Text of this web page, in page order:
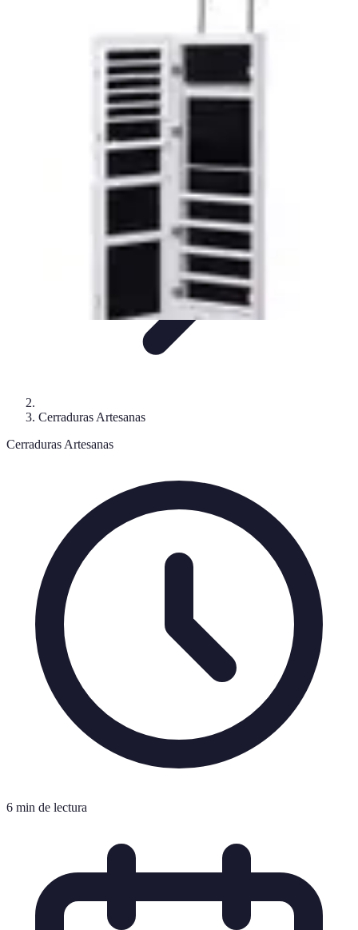
Consejos y
Cerrajería ArtesanalConsejos
Cerrajero Artesano
Cerraduras Artesanas
Cerraduras Artesanas
6 min de lectura